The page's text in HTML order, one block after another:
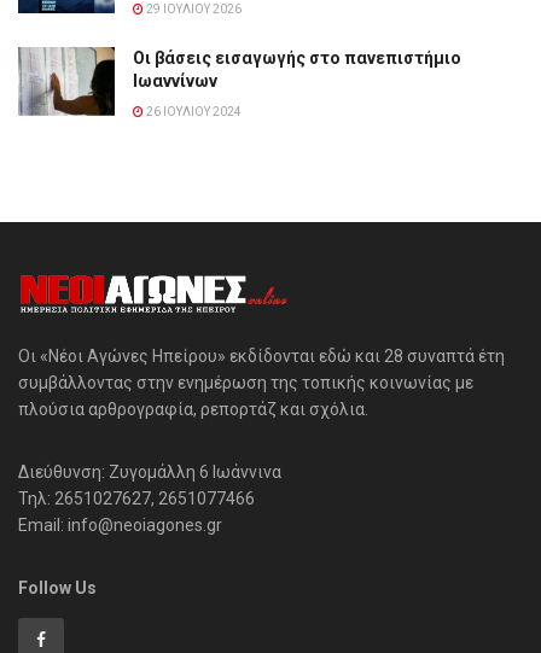
29 ΙΟΥΛΊΟΥ 2026
Οι βάσεις εισαγωγής στο πανεπιστήμιο
Ιωαννίνων
26 ΙΟΥΛΊΟΥ 2024
Οι «Νέοι Αγώνες Ηπείρου» εκδίδονται εδώ και 28 συναπτά έτη
συμβάλλοντας στην ενημέρωση της τοπικής κοινωνίας με
πλούσια αρθρογραφία, ρεπορτάζ και σχόλια.
Διεύθυνση: Ζυγομάλλη 6 Ιωάννινα
Τηλ: 2651027627, 2651077466
Email: info@neoiagones.gr
Follow Us